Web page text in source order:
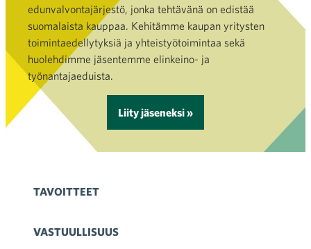
edunvalvontajärjestö, jonka tehtävänä on edistää
suomalaista kauppaa. Kehitämme kaupan yritysten
toimintaedellytyksiä ja yhteistyötoimintaa sekä
huolehdimme jäsentemme elinkeino- ja
työnantajaeduista.
Liity jäseneksi »
TAVOITTEET
VASTUULLISUUS